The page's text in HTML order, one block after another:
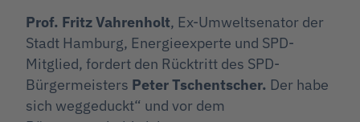
Prof. Fritz Vahrenholt, Ex-Umweltsenator der
Stadt Hamburg, Energieexperte und SPD-
Mitglied, fordert den Rücktritt des SPD-
Bürgermeisters Peter Tschentscher. Der habe
sich weggeduckt“ und vor dem